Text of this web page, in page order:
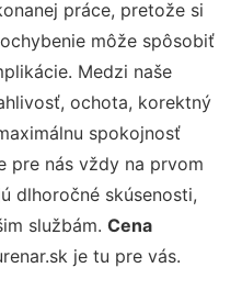
práce, pretože si
môže spôsobiť
Medzi naše
ochota, korektný
spokojnosť
pre nás vždy na prvom
dlhoročné skúsenosti,
službám. Cena
je tu pre vás.